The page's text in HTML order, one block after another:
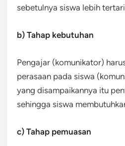
sebetulnya siswa lebih
b) Tahap kebutuhan
Pengajar (komunikator)
perasaan pada siswa
yang disampaikannya itu
sehingga siswa
c) Tahap pemuasan